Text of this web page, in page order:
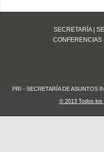
SECRETARÍA|
CONFERENCIAS|
PRI - SECRETARÍA DE ASUNTOS
© 2013 Todos